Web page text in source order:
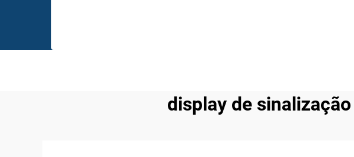
display de